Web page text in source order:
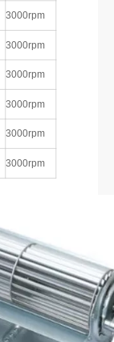
3000rpm
3000rpm
3000rpm
3000rpm
3000rpm
3000rpm